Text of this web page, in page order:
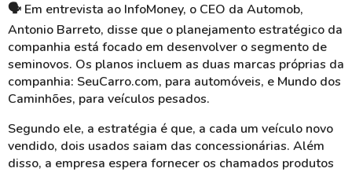
🗣 Em entrevista ao InfoMoney, o CEO da Automob,
Antonio Barreto, disse que o planejamento estratégico da
companhia está focado em desenvolver o segmento de
seminovos. Os planos incluem as duas marcas próprias da
companhia: SeuCarro.com, para automóveis, e Mundo dos
Caminhões, para veículos pesados.
Segundo ele, a estratégia é que, a cada um veículo novo
vendido, dois usados saiam das concessionárias. Além
disso, a empresa espera fornecer os chamados produtos